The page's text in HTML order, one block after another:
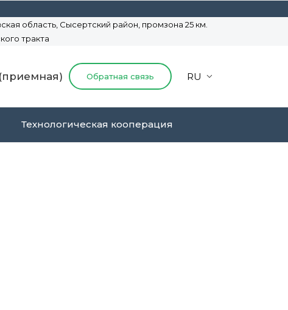
область, Сысертский район, промзона 25 км.
тракта
Обратная связь RU
Технологическая кооперация